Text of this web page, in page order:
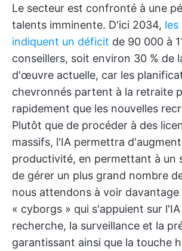
Le secteur est confronté à une
talents imminente. D'ici 2034,
indiquent un déficit de 90 000 à
conseillers, soit environ 30 % de
d'œuvre actuelle, car les
chevronnés partent à la retraite
rapidement que les nouvelles
Plutôt que de procéder à des
massifs, l'IA permettra
productivité, en permettant à un
de gérer un plus grand nombre
nous attendons à voir davantage
« cyborgs » qui s'appuient sur
recherche, la surveillance et la
garantissant ainsi que la touche